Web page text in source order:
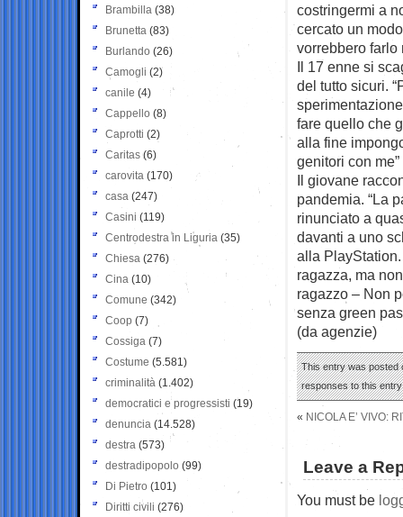
costringermi a
cercato un
vorrebbero farlo
Il 17 enne si
del tutto sicuri.
fare quello che
alla fine
genitori con
Il giovane
pandemia. “La
rinunciato a
davanti a uno
alla
ragazza, ma
ragazzo – Non
senza green
(da agenzie)
This entry was posted
responses to this
« NICOLA E’ VIVO:
Leave a
You must be
Brambilla (38)
Brunetta (83)
Burlando (26)
Camogli (2)
canile (4)
Cappello (8)
Caprotti (2)
Caritas (6)
carovita (170)
casa (247)
Casini (119)
Centrodestra in Liguria (35)
Chiesa (276)
Cina (10)
Comune (342)
Coop (7)
Cossiga (7)
Costume (5.581)
criminalità (1.402)
democratici e progressisti (19)
denuncia (14.528)
destra (573)
destradipopolo (99)
Di Pietro (101)
Diritti civili (276)